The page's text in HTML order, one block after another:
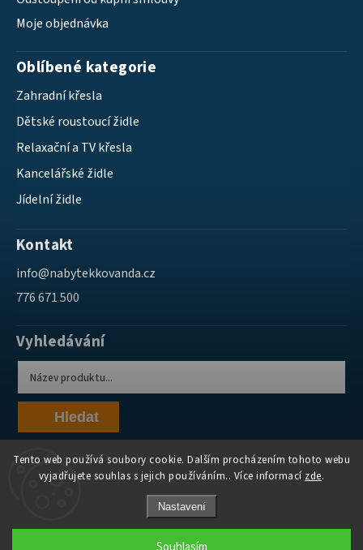
Tento web používá soubory cookie. Dalším procházením tohoto webu
vyjadřujete souhlas s jejich používáním.. Více informací zde.
Nastavení
Moje objednávka
Oblíbené kategorie
Zahradní křesla
Dětské roustoucí židle
Relaxační a TV křesla
Kancelářské židle
Jídelní židle
Kontakt
info@nabytekkovanda.cz
776 671 500
Vyhledávání
Hledat